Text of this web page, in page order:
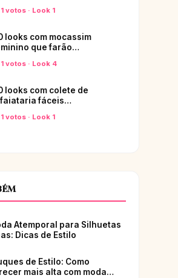
votos · Look 1
looks com mocassim
que farão…
votos · Look 4
looks com colete de
fáceis…
votos · Look 1
Atemporal para Silhuetas
Dicas de Estilo
de Estilo: Como
mais alta com moda…